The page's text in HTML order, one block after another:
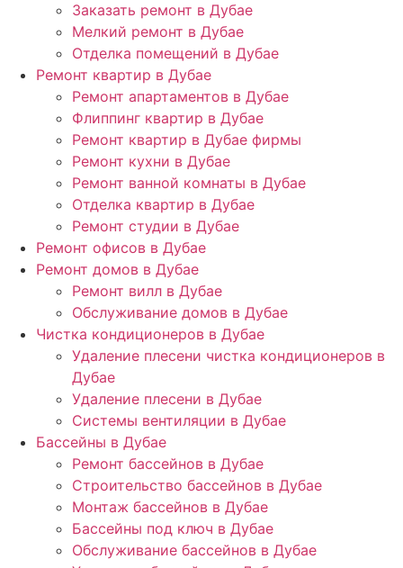
Заказать ремонт в Дубае
Мелкий ремонт в Дубае
Отделка помещений в Дубае
Ремонт квартир в Дубае
Ремонт апартаментов в Дубае
Флиппинг квартир в Дубае
Ремонт квартир в Дубае фирмы
Ремонт кухни в Дубае
Ремонт ванной комнаты в Дубае
Отделка квартир в Дубае
Ремонт студии в Дубае
Ремонт офисов в Дубае
Ремонт домов в Дубае
Ремонт вилл в Дубае
Обслуживание домов в Дубае
Чистка кондиционеров в Дубае
Удаление плесени чистка кондиционеров в
Дубае
Удаление плесени в Дубае
Системы вентиляции в Дубае
Бассейны в Дубае
Ремонт бассейнов в Дубае
Строительство бассейнов в Дубае
Монтаж бассейнов в Дубае
Бассейны под ключ в Дубае
Обслуживание бассейнов в Дубае